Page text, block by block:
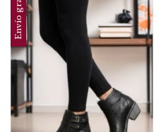
Envío gratis